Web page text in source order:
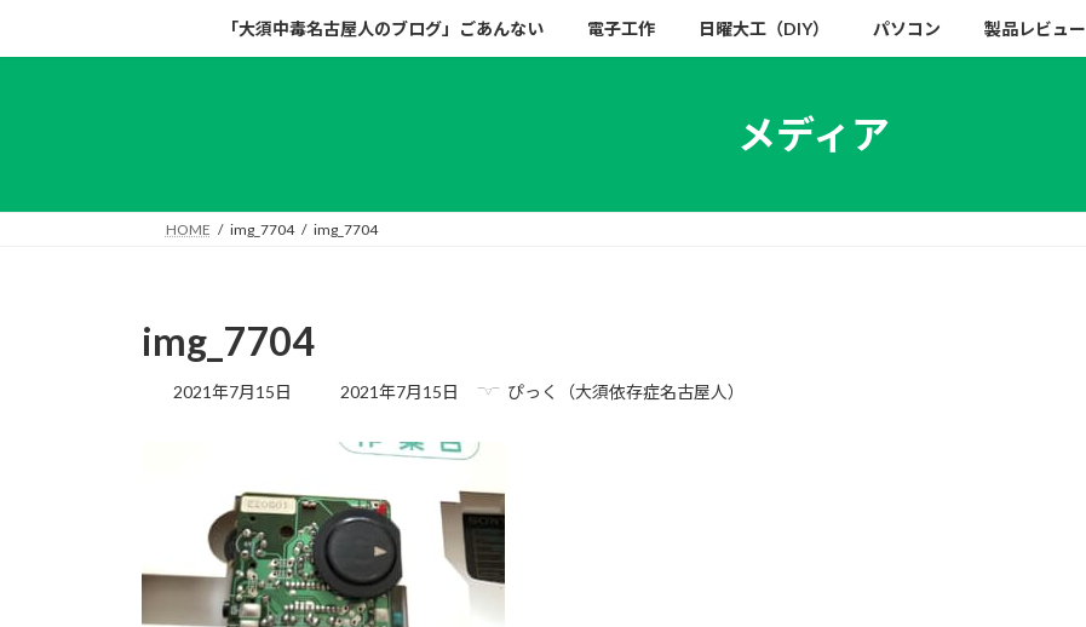
キ
に
「大須中毒名古屋人のブログ」ごあんない 電子工作 日曜大工（DIY） パソコン 製品レビュー
メディア
HOME img_7704 img_7704
img_7704
2021年7月15日
最
更
時
2021年7月15日 ぴっく（大須依存症名古屋人）